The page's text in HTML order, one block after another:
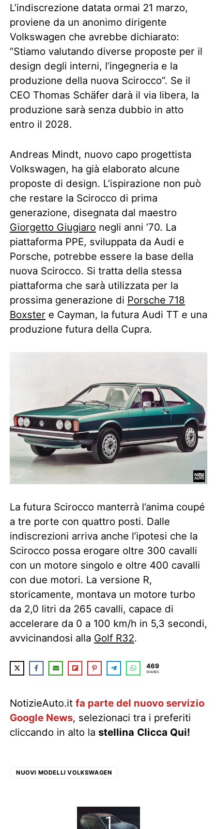
L’indiscrezione datata ormai 21 marzo,
proviene da un anonimo dirigente
Volkswagen che avrebbe dichiarato:
“Stiamo valutando diverse proposte per il
design degli interni, l’ingegneria e la
produzione della nuova Scirocco”. Se il
CEO Thomas Schäfer darà il via libera, la
produzione sarà senza dubbio in atto
entro il 2028.
Andreas Mindt, nuovo capo progettista
Volkswagen, ha già elaborato alcune
proposte di design. L’ispirazione non può
che restare la Scirocco di prima
generazione, disegnata dal maestro
Giorgetto Giugiaro negli anni ’70. La
piattaforma PPE, sviluppata da Audi e
Porsche, potrebbe essere la base della
nuova Scirocco. Si tratta della stessa
piattaforma che sarà utilizzata per la
prossima generazione di Porsche 718
Boxster e Cayman, la futura Audi TT e una
produzione futura della Cupra.
La futura Scirocco manterrà l’anima coupé
a tre porte con quattro posti. Dalle
indiscrezioni arriva anche l’ipotesi che la
Scirocco possa erogare oltre 300 cavalli
con un motore singolo e oltre 400 cavalli
con due motori. La versione R,
storicamente, montava un motore turbo
da 2,0 litri da 265 cavalli, capace di
accelerare da 0 a 100 km/h in 5,3 secondi,
avvicinandosi alla Golf R32.
469
SHARES
NotizieAuto.it fa parte del nuovo servizio
Google News, selezionaci tra i preferiti
cliccando in alto la stellina Clicca Qui!
NUOVI MODELLI VOLKSWAGEN